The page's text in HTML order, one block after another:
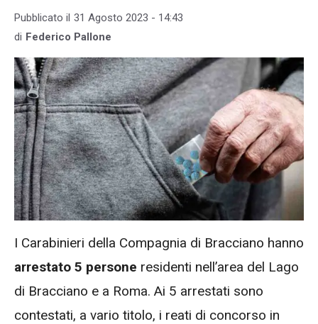
Pubblicato il 31 Agosto 2023 - 14:43
di Federico Pallone
I Carabinieri della Compagnia di Bracciano hanno
arrestato 5 persone residenti nell’area del Lago
di Bracciano e a Roma. Ai 5 arrestati sono
contestati, a vario titolo, i reati di concorso in